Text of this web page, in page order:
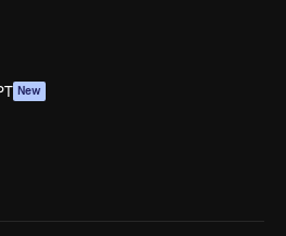
New